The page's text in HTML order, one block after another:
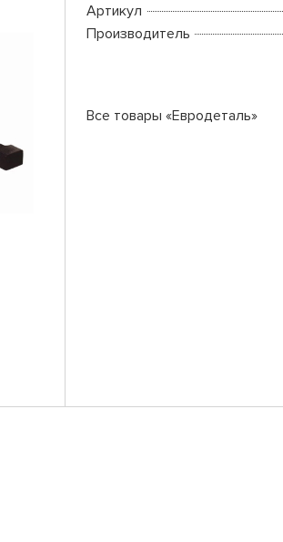
Артикул
Производитель
Все товары «Евродеталь»